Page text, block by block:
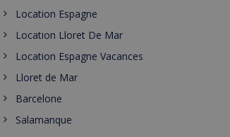
Location Espagne
Location Lloret De Mar
Location Espagne Vacances
Lloret de Mar
Barcelone
Salamanque